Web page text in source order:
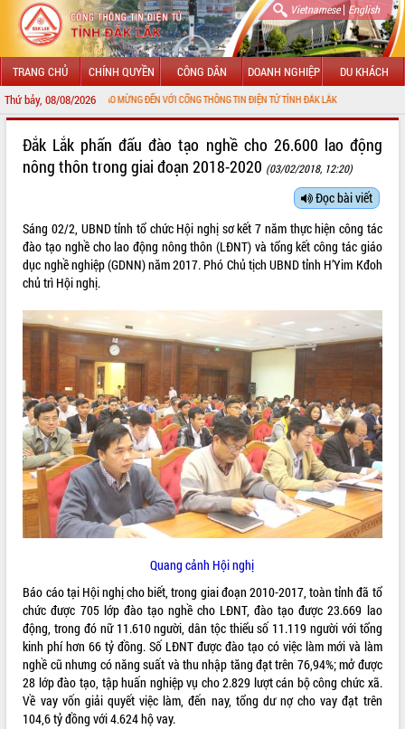
Vietnamese| English
TRANG CHỦ CHÍNH QUYỀN CÔNG DÂN DOANH NGHIỆP DU KHÁCH
Thứ bảy, 08/08/2026
CHÀO MỪNG ĐẾN VỚI CỔNG THÔNG TIN ĐIỆN TỬ TỈNH ĐẮK LẮK
GIỚI THIỆU
LÃNH ĐẠO UBND TỈNH
SỞ, BAN, NGÀNH
UBND CÁC XÃ, PHƯỜNG
THÔNG TIN CHỈ ĐẠO ĐIỀU HÀNH
HỆ THỐNG VĂN BẢN
VĂN BẢN HĐND TỈNH
ĐIỂM TIN VĂN BẢN
QUY HOẠCH - KẾ HOẠCH
Đắk Lắk phấn đấu đào tạo nghề cho 26.600 lao động
nông thôn trong giai đoạn 2018-2020 (03/02/2018, 12:20)
Đọc bài viết
Sáng 02/2, UBND tỉnh tổ chức Hội nghị sơ kết 7 năm thực hiện công tác
đào tạo nghề cho lao động nông thôn (LĐNT) và tổng kết công tác giáo
dục nghề nghiệp (GDNN) năm 2017. Phó Chủ tịch UBND tỉnh H’Yim Kđoh
chủ trì Hội nghị.
Quang cảnh Hội nghị
Báo cáo tại Hội nghị cho biết, trong giai đoạn 2010-2017, toàn tỉnh đã tổ
chức được 705 lớp đào tạo nghề cho LĐNT, đào tạo được 23.669 lao
động, trong đó nữ 11.610 người, dân tộc thiểu số 11.119 người với tổng
kinh phí hơn 66 tỷ đồng. Số LĐNT được đào tạo có việc làm mới và làm
nghề cũ nhưng có năng suất và thu nhập tăng đạt trên 76,94%; mở được
28 lớp đào tạo, tập huấn nghiệp vụ cho 2.829 lượt cán bộ công chức xã.
Về vay vốn giải quyết việc làm, đến nay, tổng dư nợ cho vay đạt trên
104,6 tỷ đồng với 4.624 hộ vay.